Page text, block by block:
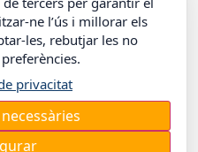
DE LLEIDA
Combelles, 38
Lleida
26 31 00
ne l’ús i millorar els
les, rebutjar les no
privacitat